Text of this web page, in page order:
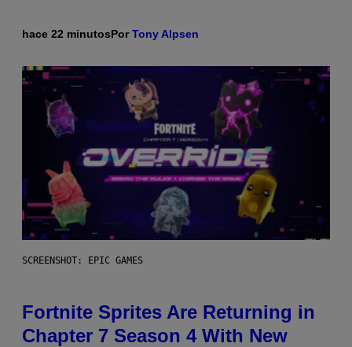
hace 22 minutosPorTony Alpsen
SCREENSHOT: EPIC GAMES
Fortnite Sprites Are Returning in
Chapter 7 Season 4 With New